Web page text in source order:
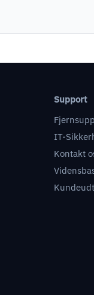
Support
IT-
Kontakt